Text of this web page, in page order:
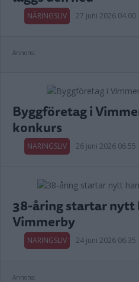
NÄRINGSLIV 27 juni 2026 04.00
Annons:
Byggföretag i
konkurs
NÄRINGSLIV 26 juni 2026 06.55
38-åring startar nytt
Vimmerby
NÄRINGSLIV 24 juni 2026 06.35
Annons: